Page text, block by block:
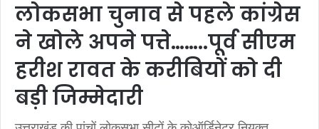
लोकसभा चुनाव से पहले कांग्रेस
ने खोले अपने पत्ते……..पूर्व सीएम
हरीश रावत के करीबियों को दी
बड़ी जिम्मेदारी